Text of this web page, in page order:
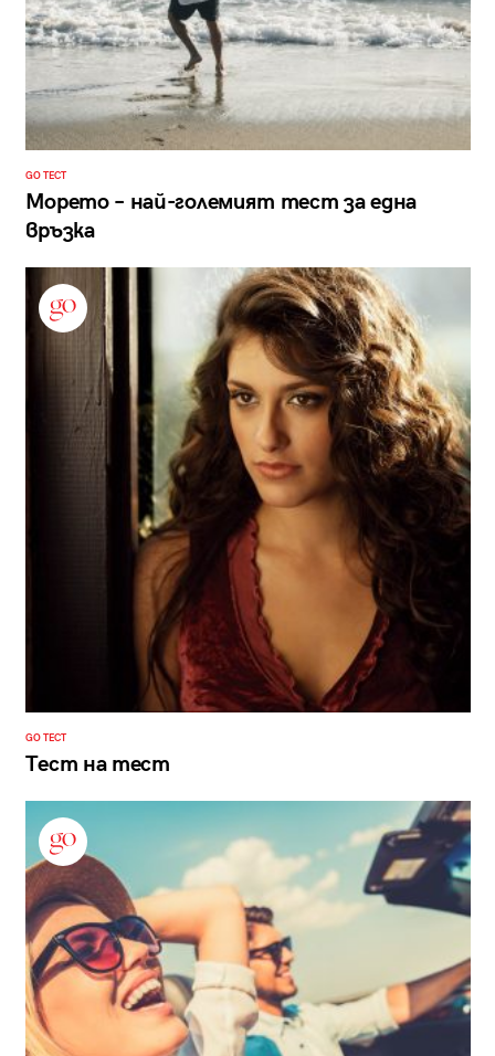
GO ТЕСТ
Морето – най-големият тест за една
връзка
GO ТЕСТ
Тест на тест